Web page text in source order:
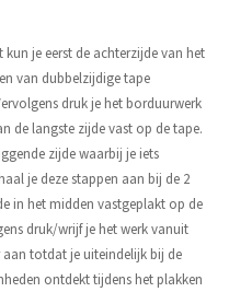
je eerst de achterzijde van het
van dubbelzijdige tape
druk je het borduurwerk
de langste zijde vast op de tape.
zijde waarbij je iets
je deze stappen aan bij de 2
in het midden vastgeplakt op de
druk/wrijf je het werk vanuit
aan totdat je uiteindelijk bij de
ontdekt tijdens het plakken